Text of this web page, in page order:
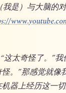
是）与大脑的
太奇怪了。”
。”那感觉就
器上经历这一